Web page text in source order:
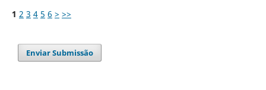
1 2 3 4 5 6 > >>
Enviar Submissão